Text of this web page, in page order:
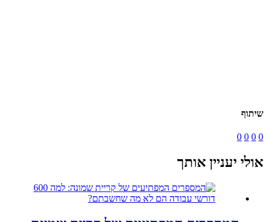
שיתוף
0
0
0
0
אולי יעניין אותך